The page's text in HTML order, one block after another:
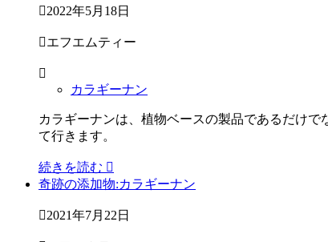
2022年5月18日
エフエムティー

カラギーナン
カラギーナンは、植物ベースの製品であるだけ
て行きます。
続きを読む 
奇跡の添加物:カラギーナン
2021年7月22日